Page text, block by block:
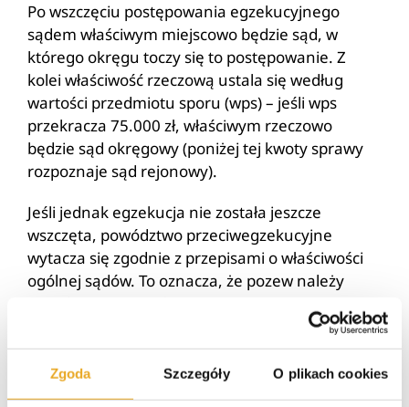
Zgoda Szczegóły O plikach cookies
Po wszczęciu postępowania egzekucyjnego
sądem właściwym miejscowo będzie sąd, w
którego okręgu toczy się to postępowanie. Z
kolei właściwość rzeczową ustala się według
wartości przedmiotu sporu (wps) – jeśli wps
przekracza 75.000 zł, właściwym rzeczowo
będzie sąd okręgowy (poniżej tej kwoty sprawy
rozpoznaje sąd rejonowy).
Jeśli jednak egzekucja nie została jeszcze
wszczęta, powództwo przeciwegzekucyjne
wytacza się zgodnie z przepisami o właściwości
ogólnej sądów. To oznacza, że pozew należy
pozwanego (czyli wierzyciela w postępowaniu
egzekucyjnym) oraz właściwego rzeczowo ze
względu na wps.